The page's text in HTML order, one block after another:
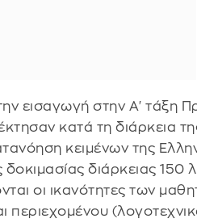
εισαγωγή στην Α' τάξη
κατά τη διάρκεια
κειμένων της
δοκιμασίας διάρκειας
οι ικανότητες των
περιεχομένου